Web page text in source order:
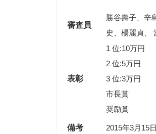
審査員
勝谷壽子、辛
史、楊麗貞、
表彰
1 位:10万円
2 位:5万円
3 位:3万円
市長賞
奨励賞
備考 2015年3月15